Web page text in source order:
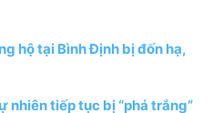
hộ tại Bình Định bị đốn hạ,
nhiên tiếp tục bị “phá trắng”